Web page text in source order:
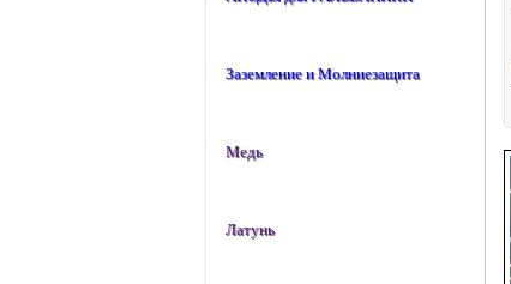
Заземление и Молниезащита
Медь
Латунь